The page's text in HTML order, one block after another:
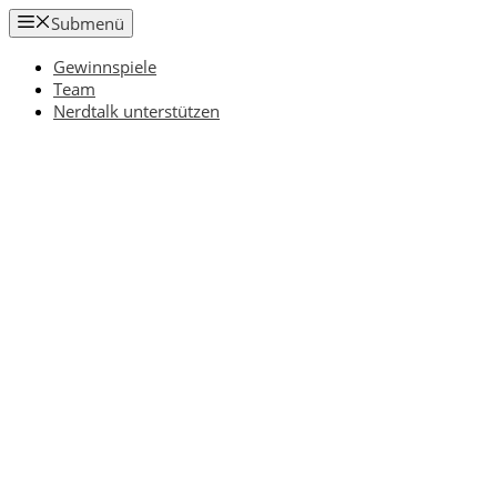
Zum
Inhalt
springen
Submenü
Gewinnspiele
Team
Nerdtalk unterstützen